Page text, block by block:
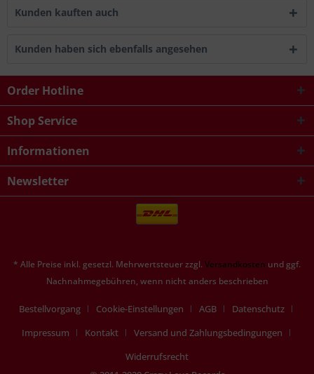
Kunden kauften auch
Kunden haben sich ebenfalls angesehen
Order Hotline
Shop Service
Informationen
Newsletter
* Alle Preise inkl. gesetzl. Mehrwertsteuer zzgl. Versandkosten und ggf.
Nachnahmegebühren, wenn nicht anders beschrieben
Bestellvorgang Cookie-Einstellungen AGB
Datenschutz
Impressum
Kontakt
Versand und Zahlungsbedingungen
Widerrufsrecht